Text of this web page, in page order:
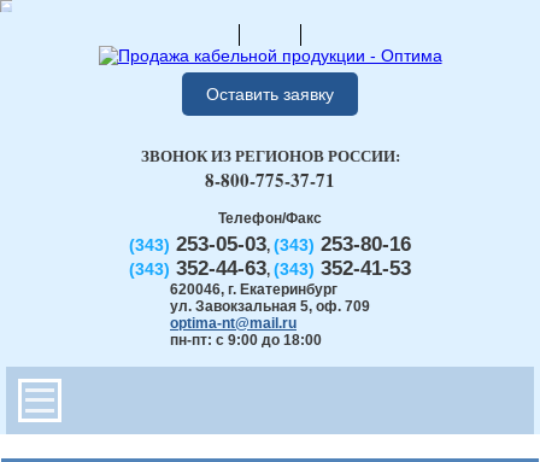
Оставить заявку
Телефон/Факс
(343) 253-05-03, (343) 253-80-16
(343) 352-44-63, (343) 352-41-53
620046, г. Екатеринбург
ул. Завокзальная 5, оф. 709
optima-nt@mail.ru
пн-пт: с 9:00 до 18:00
ЗВОНОК ИЗ РЕГИОНОВ РОССИИ:
8-800-775-37-71